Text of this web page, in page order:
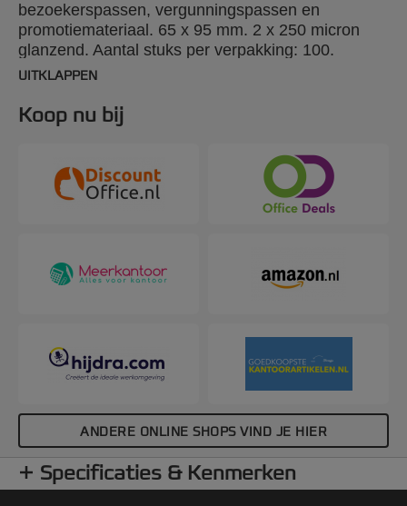
bezoekerspassen, vergunningspassen en
promotiemateriaal. 65 x 95 mm. 2 x 250 micron
glanzend. Aantal stuks per verpakking: 100.
UITKLAPPEN
Koop nu bij
ANDERE ONLINE SHOPS VIND JE HIER
Specificaties & Kenmerken